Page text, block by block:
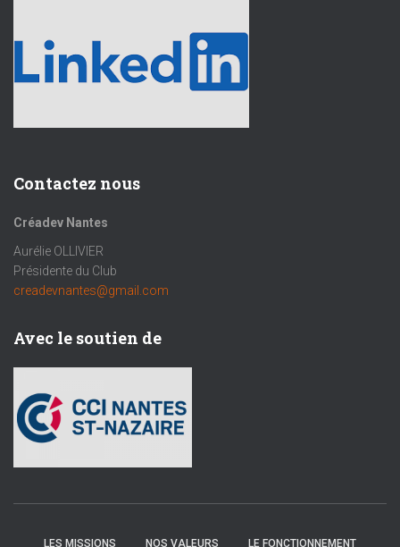
Contactez nous
Créadev Nantes
Aurélie OLLIVIER
Présidente du Club
creadevnantes@gmail.com
Avec le soutien de
LES MISSIONS NOS VALEURS LE FONCTIONNEMENT